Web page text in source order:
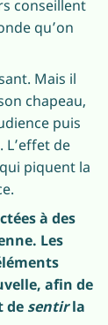
conseillent
qu’on
Mais il
chapeau,
puis
L’effet de
piquent la
à des
Les
afin de
de sentirla